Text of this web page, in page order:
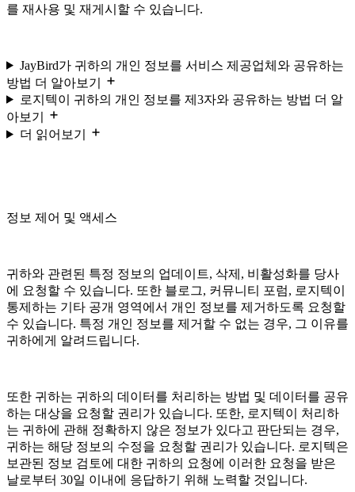
를 재사용 및 재게시할 수 있습니다.
JayBird가 귀하의 개인 정보를 서비스 제공업체와 공유하는
방법 더 알아보기
로지텍이 귀하의 개인 정보를 제3자와 공유하는 방법 더 알
아보기
더 읽어보기
정보 제어 및 액세스
귀하와 관련된 특정 정보의 업데이트, 삭제, 비활성화를 당사
에 요청할 수 있습니다. 또한 블로그, 커뮤니티 포럼, 로지텍이
통제하는 기타 공개 영역에서 개인 정보를 제거하도록 요청할
수 있습니다. 특정 개인 정보를 제거할 수 없는 경우, 그 이유를
귀하에게 알려드립니다.
또한 귀하는 귀하의 데이터를 처리하는 방법 및 데이터를 공유
하는 대상을 요청할 권리가 있습니다. 또한, 로지텍이 처리하
는 귀하에 관해 정확하지 않은 정보가 있다고 판단되는 경우,
귀하는 해당 정보의 수정을 요청할 권리가 있습니다. 로지텍은
보관된 정보 검토에 대한 귀하의 요청에 이러한 요청을 받은
날로부터 30일 이내에 응답하기 위해 노력할 것입니다.